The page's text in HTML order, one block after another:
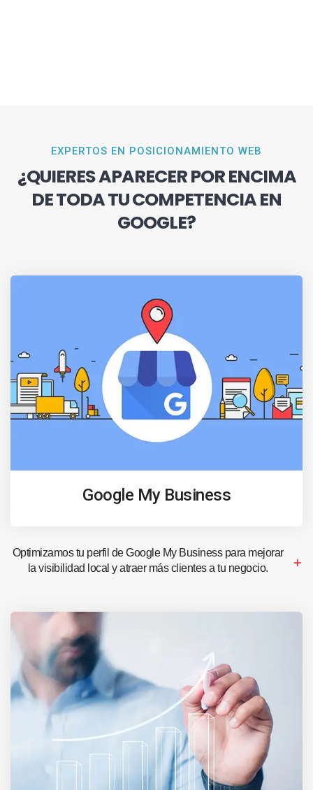
EXPERTOS EN POSICIONAMIENTO WEB
¿QUIERES APARECER POR ENCIMA
DE TODA TU COMPETENCIA EN
GOOGLE?
Google My Business
Optimizamos tu perfil de Google My Business para mejorar
la visibilidad local y atraer más clientes a tu negocio.